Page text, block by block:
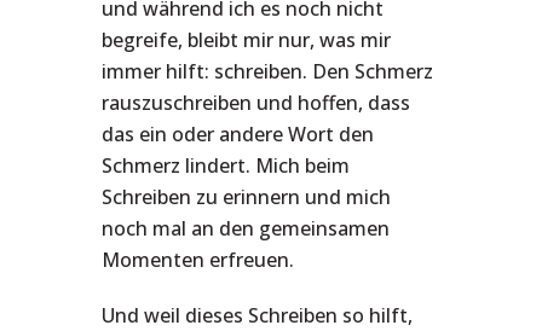
und während ich es noch nicht
begreife, bleibt mir nur, was mir
immer hilft: schreiben. Den Schmerz
rauszuschreiben und hoffen, dass
das ein oder andere Wort den
Schmerz lindert. Mich beim
Schreiben zu erinnern und mich
noch mal an den gemeinsamen
Momenten erfreuen.
Und weil dieses Schreiben so hilft,